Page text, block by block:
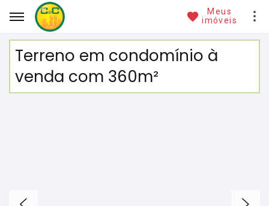
Meus
imóveis
Terreno em condomínio à
venda com 360m²